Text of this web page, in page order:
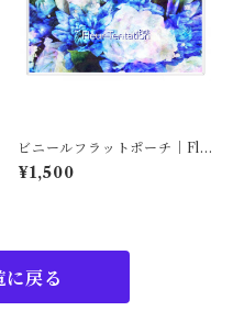
ビニールフラットポーチ｜Fle
ur Tentation Petit
¥1,500
に戻る